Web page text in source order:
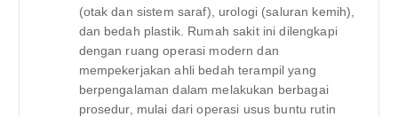
(otak dan sistem saraf), urologi (saluran kemih),
dan bedah plastik. Rumah sakit ini dilengkapi
dengan ruang operasi modern dan
mempekerjakan ahli bedah terampil yang
berpengalaman dalam melakukan berbagai
prosedur, mulai dari operasi usus buntu rutin